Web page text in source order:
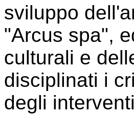
sviluppo
"Arcus spa",
culturali e
disciplinati i
degli